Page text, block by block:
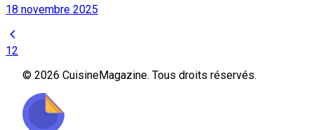
18 novembre 2025
12
© 2026 CuisineMagazine. Tous droits réservés.